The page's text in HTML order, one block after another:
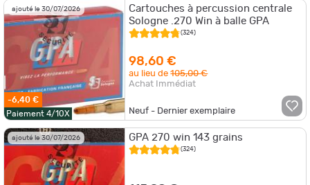
ajouté le 30/07/2026
-6,40 €
Paiement 4/10X
Cartouches à percussion centrale
Sologne .270 Win à balle GPA
(324)
98,60 €
au lieu de105,00 €
Achat Immédiat
Neuf - Dernier exemplaire
ajouté le 30/07/2026 GPA 270 win 143 grains
(324)